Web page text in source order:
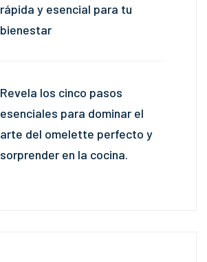
rápida y esencial para tu
bienestar
Revela los cinco pasos
esenciales para dominar el
arte del omelette perfecto y
sorprender en la cocina.